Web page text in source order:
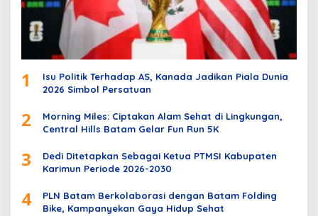
1
Isu Politik Terhadap AS, Kanada Jadikan Piala Dunia
2026 Simbol Persatuan
2
Morning Miles: Ciptakan Alam Sehat di Lingkungan,
Central Hills Batam Gelar Fun Run 5K
3
Dedi Ditetapkan Sebagai Ketua PTMSI Kabupaten
Karimun Periode 2026-2030
4
PLN Batam Berkolaborasi dengan Batam Folding
Bike, Kampanyekan Gaya Hidup Sehat